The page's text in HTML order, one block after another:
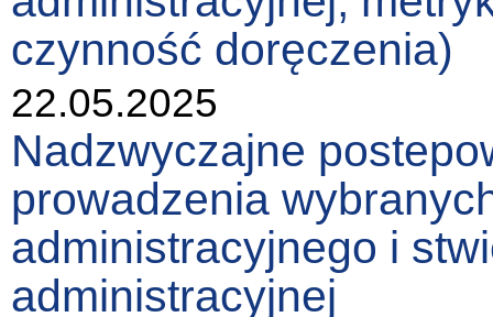
czynność doręczenia)
22.05.2025
Nadzwyczajne
prowadzenia
administracyjnego i
administracyjnej